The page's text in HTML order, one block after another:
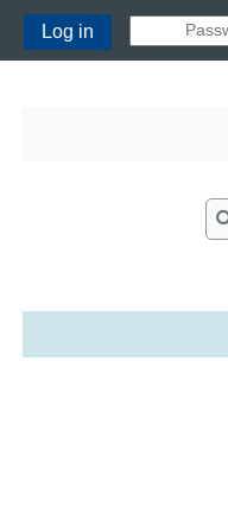
Log in
البحث في المنتديات